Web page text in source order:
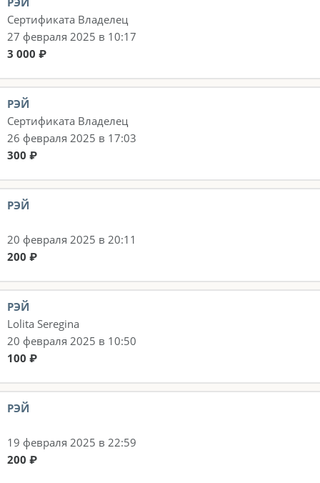
Сертификата Владелец
27 февраля 2025 в 10:17
3 000 ₽
РЭЙ
Сертификата Владелец
26 февраля 2025 в 17:03
300 ₽
РЭЙ
20 февраля 2025 в 20:11
200 ₽
РЭЙ
Lolita Seregina
20 февраля 2025 в 10:50
100 ₽
РЭЙ
19 февраля 2025 в 22:59
200 ₽